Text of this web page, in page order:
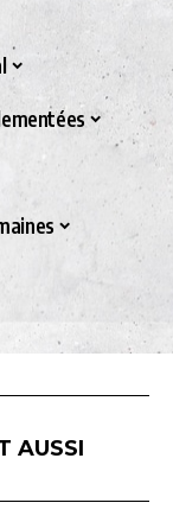
AUSSI